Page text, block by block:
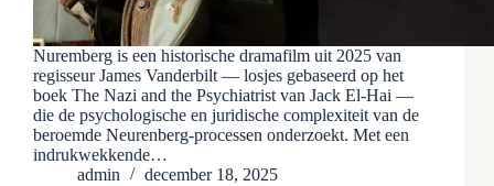
Nuremberg is een historische dramafilm uit 2025 van
regisseur James Vanderbilt — losjes gebaseerd op het
boek The Nazi and the Psychiatrist van Jack El‑Hai —
die de psychologische en juridische complexiteit van de
beroemde Neurenberg‑processen onderzoekt. Met een
indrukwekkende…
admin
december 18, 2025